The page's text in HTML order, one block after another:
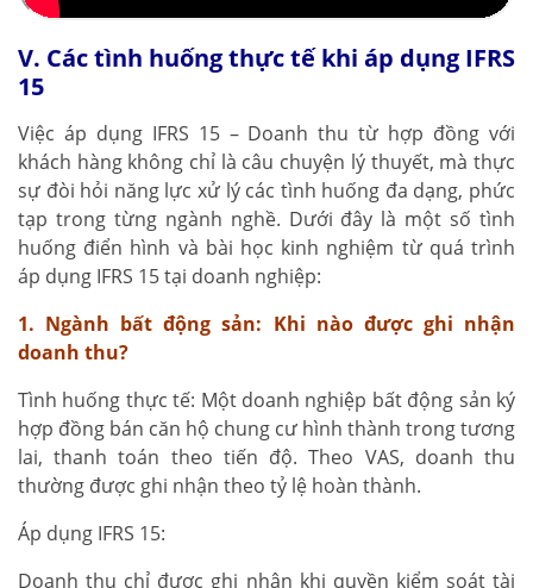
V. Các tình huống thực tế khi áp dụng IFRS
15
Việc áp dụng IFRS 15 – Doanh thu từ hợp đồng với
khách hàng không chỉ là câu chuyện lý thuyết, mà thực
sự đòi hỏi năng lực xử lý các tình huống đa dạng, phức
tạp trong từng ngành nghề. Dưới đây là một số tình
huống điển hình và bài học kinh nghiệm từ quá trình
áp dụng IFRS 15 tại doanh nghiệp:
1. Ngành bất động sản: Khi nào được ghi nhận
doanh thu?
Tình huống thực tế: Một doanh nghiệp bất động sản ký
hợp đồng bán căn hộ chung cư hình thành trong tương
lai, thanh toán theo tiến độ. Theo VAS, doanh thu
thường được ghi nhận theo tỷ lệ hoàn thành.
Áp dụng IFRS 15:
Doanh thu chỉ được ghi nhận khi quyền kiểm soát tài